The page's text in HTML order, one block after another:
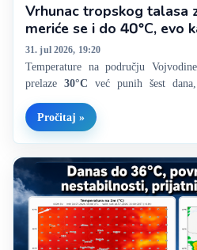
Vrhunac tropskog talasa
meriće se i do 40°C, evo
očekivati prvo osveženje
31. jul 2026, 19:20
Temperature na području
prelaze 30°C već punih šest
temperature preko
zabeleženo maksimalnih…
Pročitaj »